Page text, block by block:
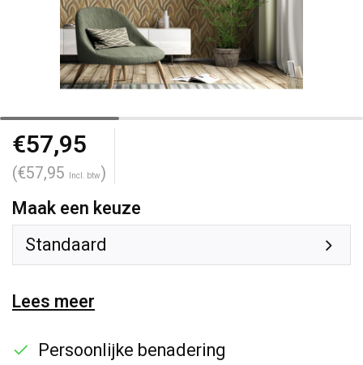
€57,95
(€57,95 Incl. btw)
Maak een keuze
Standaard
Lees meer
Persoonlijke benadering